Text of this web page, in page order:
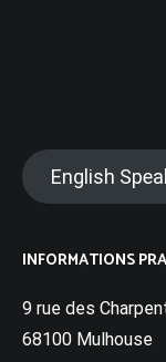
English
INFORMATIONS
9 rue des
68100 Mulhouse